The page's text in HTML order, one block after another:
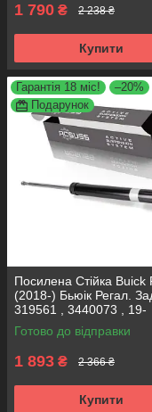
1 790 ₴ 2 238 ₴
Купити
Гарантія 18 міс!
–20%
Подарунок
Посилена Стійка Buick
(2018-) Бьюік Регал.
319561 , 3440073 , 19-
280615. KOREA Аксусс!
Готово до відправки
1 893 ₴ 2 366 ₴
Купити